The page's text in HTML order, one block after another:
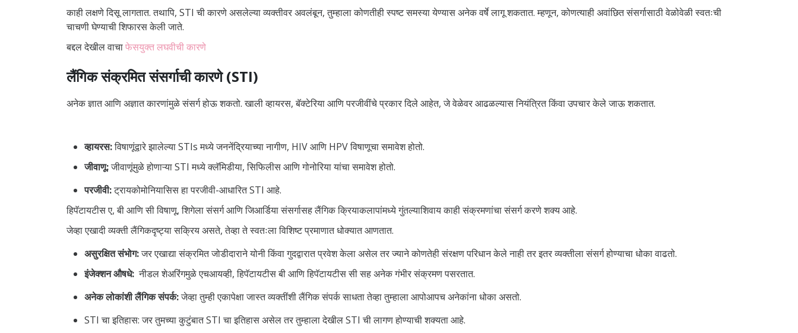
काही लक्षणे दिसू लागतात. तथापि, STI ची कारणे असलेल्या व्यक्तीवर अवलंबून, तुम्हाला कोणतीही स्पष्ट समस्या येण्यास अनेक वर्षे लागू शकतात. म्हणून, कोणत्याही अवांछित संसर्गासाठी वेळोवेळी स्वतःची
चाचणी घेण्याची शिफारस केली जाते.
बद्दल देखील वाचाफेसयुक्त लघवीची कारणे
लैंगिक संक्रमित संसर्गाची कारणे (STI)
अनेक ज्ञात आणि अज्ञात कारणांमुळे संसर्ग होऊ शकतो. खाली व्हायरस, बॅक्टेरिया आणि परजीवींचे प्रकार दिले आहेत, जे वेळेवर आढळल्यास नियंत्रित किंवा उपचार केले जाऊ शकतात.
व्हायरस:विषाणूंद्वारे झालेल्या STIs मध्ये जननेंद्रियाच्या नागीण, HIV आणि HPV विषाणूचा समावेश होतो.
जीवाणू:जीवाणूंमुळे होणाऱ्या STI मध्ये क्लॅमिडीया, सिफिलीस आणि गोनोरिया यांचा समावेश होतो.
परजीवी:ट्रायकोमोनियासिस हा परजीवी-आधारित STI आहे.
हिपॅटायटीस ए, बी आणि सी विषाणू, शिगेला संसर्ग आणि जिआर्डिया संसर्गासह लैंगिक क्रियाकलापांमध्ये गुंतल्याशिवाय काही संक्रमणांचा संसर्ग करणे शक्य आहे.
जेव्हा एखादी व्यक्ती लैंगिकदृष्ट्या सक्रिय असते, तेव्हा ते स्वतःला विशिष्ट प्रमाणात धोक्यात आणतात.
असुरक्षित संभोग:जर एखाद्या संक्रमित जोडीदाराने योनी किंवा गुदद्वारात प्रवेश केला असेल तर ज्याने कोणतेही संरक्षण परिधान केले नाही तर इतर व्यक्तीला संसर्ग होण्याचा धोका वाढतो.
इंजेक्शन औषधे:नीडल शेअरिंगमुळे एचआयव्ही, हिपॅटायटीस बी आणि हिपॅटायटीस सी सह अनेक गंभीर संक्रमण पसरतात.
अनेक लोकांशी लैंगिक संपर्क:जेव्हा तुम्ही एकापेक्षा जास्त व्यक्तींशी लैंगिक संपर्क साधता तेव्हा तुम्हाला आपोआपच अनेकांना धोका असतो.
STI चा इतिहास: जर तुमच्या कुटुंबात STI चा इतिहास असेल तर तुम्हाला देखील STI ची लागण होण्याची शक्यता आहे.